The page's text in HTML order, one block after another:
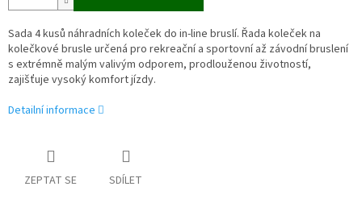
Sada 4 kusů náhradních koleček do in-line bruslí. Řada koleček na
kolečkové brusle určená pro rekreační a sportovní až závodní bruslení
s extrémně malým valivým odporem, prodlouženou životností,
zajišťuje vysoký komfort jízdy.
Detailní informace
ZEPTAT SE SDÍLET